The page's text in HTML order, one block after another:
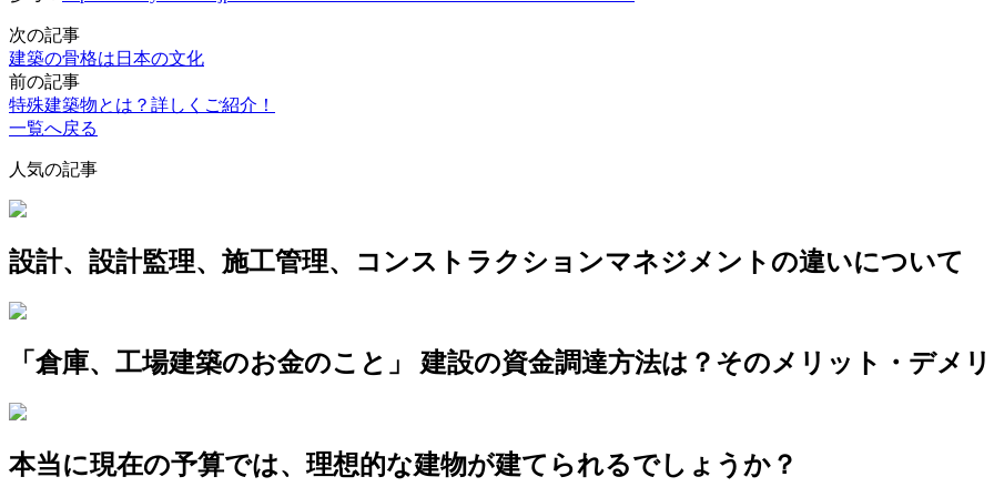
次の記事
建築の骨格は日本の文化
前の記事
特殊建築物とは？詳しくご紹介！
一覧へ戻る
人気の記事
設計、設計監理、施工管理、コンストラクションマネジメントの違いについて
「倉庫、工場建築のお金のこと」 建設の資金調達方法は？そのメリット・デメリ
本当に現在の予算では、理想的な建物が建てられるでしょうか？